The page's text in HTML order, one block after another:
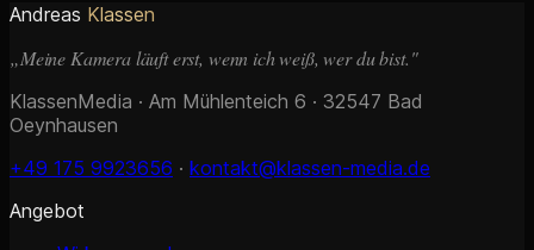
Andreas Klassen
„Meine Kamera läuft erst, wenn ich weiß, wer du bist."
KlassenMedia · Am Mühlenteich 6 · 32547 Bad
Oeynhausen
+49 175 9923656 · kontakt@klassen-media.de
Angebot